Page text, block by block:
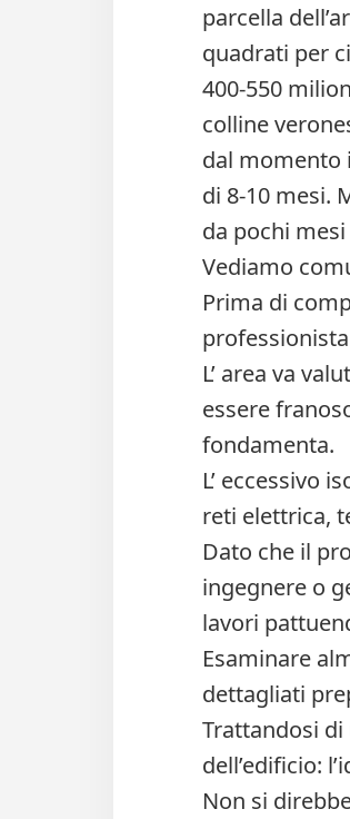
parcella
quadrati per
400-550
colline
dal momento
di 8-10 mesi.
da pochi
Vediamo
Prima di
L’ area va
essere
fondamenta.
L’ eccessivo
reti elettrica,
Dato che il
ingegnere o
lavori
Esaminare
dettagliati
Trattandosi
dell’edificio:
Non si